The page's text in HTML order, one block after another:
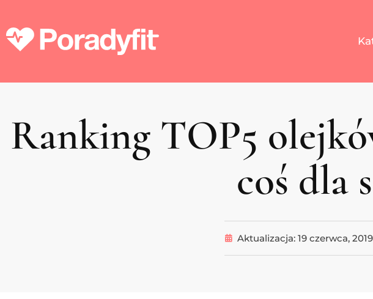
Ranking TOP5
coś dla
Aktualizacja: 19 czerwca, 2019